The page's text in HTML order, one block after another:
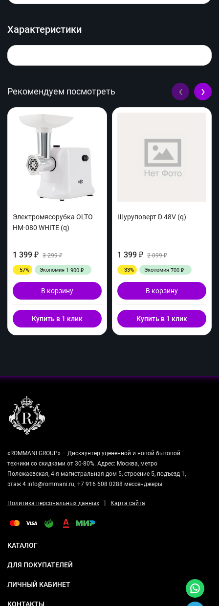
Характеристики
Рекомендуем посмотреть
Электромясорубка OLTO
HM-080 WHITE (q)
1 399 ₽ 3 299₽
- 57% Экономия 1 900 ₽
В корзину
Купить в 1 клик
Шуруповерт D 48V (q)
1 399 ₽ 2 099₽
- 33% Экономия 700 ₽
В корзину
Купить в 1 клик
‹ ›
«ROMMANI GROUP» – Дискаунтер уцененной и новой бытовой
техники со скидками от 30-80%. Адрес: Москва, метро
Полежаевская, 4-я магистральная дом 5, строение 5, подъезд 1,
этаж 4 info@rommani.ru; +7 916 608 0288 мессенджеры
Политика персональных данных | Карта сайта
КАТАЛОГ
ДЛЯ ПОКУПАТЕЛЕЙ
ЛИЧНЫЙ КАБИНЕТ
КОНТАКТЫ